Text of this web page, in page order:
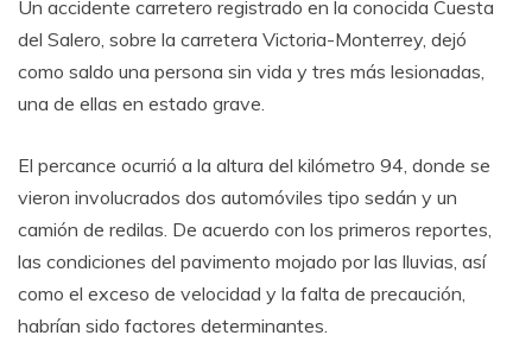
Un accidente carretero registrado en la conocida Cuesta
del Salero, sobre la carretera Victoria-Monterrey, dejó
como saldo una persona sin vida y tres más lesionadas,
una de ellas en estado grave.
El percance ocurrió a la altura del kilómetro 94, donde se
vieron involucrados dos automóviles tipo sedán y un
camión de redilas. De acuerdo con los primeros reportes,
las condiciones del pavimento mojado por las lluvias, así
como el exceso de velocidad y la falta de precaución,
habrían sido factores determinantes.